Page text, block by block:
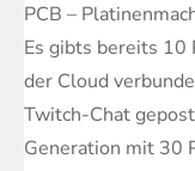
PCB –
Es gibts bereits
der Cloud
Twitch-Chat
Generation mit 30